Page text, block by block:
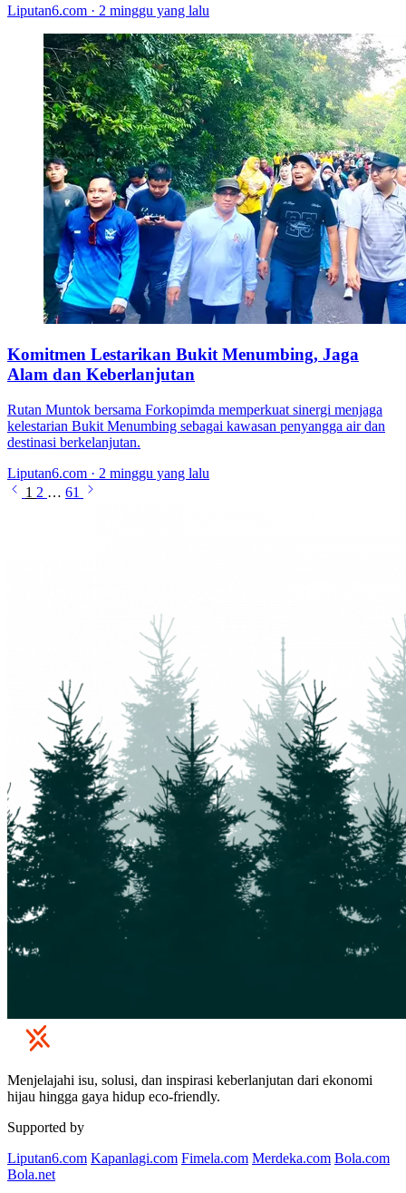
Liputan6.com · 2 minggu yang lalu
Komitmen Lestarikan Bukit Menumbing, Jaga
Alam dan Keberlanjutan
Rutan Muntok bersama Forkopimda memperkuat sinergi menjaga
kelestarian Bukit Menumbing sebagai kawasan penyangga air dan
destinasi berkelanjutan.
Liputan6.com · 2 minggu yang lalu
1 2 … 61
Menjelajahi isu, solusi, dan inspirasi keberlanjutan dari ekonomi
hijau hingga gaya hidup eco-friendly.
Supported by
Liputan6.com Kapanlagi.com Fimela.com Merdeka.com Bola.com
Bola.net